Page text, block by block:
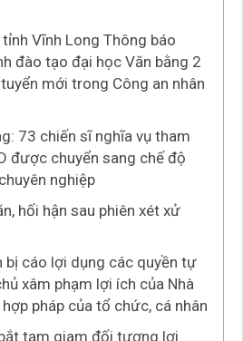
tỉnh Vĩnh Long Thông báo
đào tạo đại học Văn bằng 2
mới trong Công an nhân
73 chiến sĩ nghĩa vụ tham
được chuyển sang chế độ
nghiệp
hối hận sau phiên xét xử
bị cáo lợi dụng các quyền tự
xâm phạm lợi ích của Nhà
pháp của tổ chức, cá nhân
tạm giam đối tượng lợi